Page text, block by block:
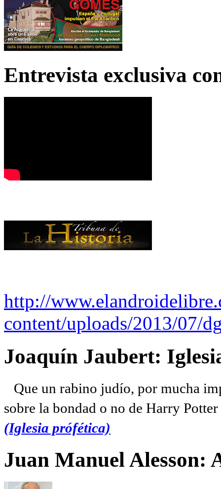
Entrevista exclusiva
http://
content/uploads/2013/07/
Joaquín Jaubert:
Que un rabino judío, por mucha
sobre la bondad o no de Harry
(Iglesia prófética)
Juan Manuel Alesson: